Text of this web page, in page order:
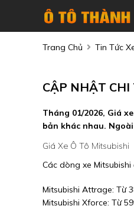
Trang Chủ Tin Tức
CẬP NHẬT
Tháng 01/2026, Giá
bản khác nhau.
Giá Xe Ô Tô Mitsubishi
Các dòng xe
Mitsubishi Attrage: Từ
Mitsubishi Xforce: Từ